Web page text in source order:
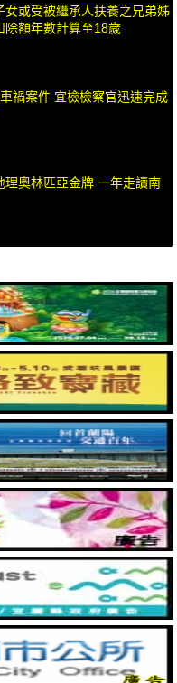
女或受被繼承人扶養之兄弟姊
除額年數計算至18歲
禍案件 宜檢檢察官迅速完成
理奧林匹亞金牌 一年走讀南